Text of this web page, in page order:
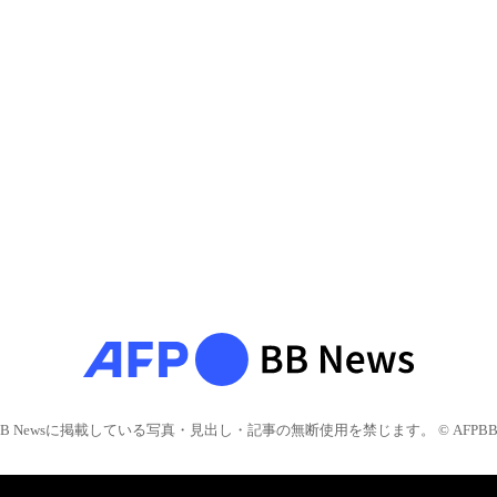
Newsに掲載している写真・見出し・記事の無断使用を禁じます。 © AFPBB